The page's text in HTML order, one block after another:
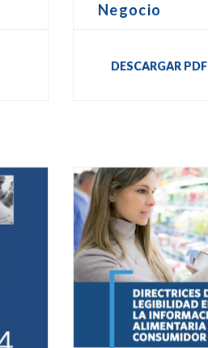
Negocio
DESCARGAR PDF